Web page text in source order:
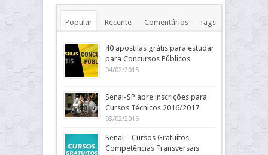
Popular Recente Comentários Tags
40 apostilas grátis para estudar
para Concursos Públicos
04/02/2015
Senai-SP abre inscrições para
Cursos Técnicos 2016/2017
03/02/2016
Senai – Cursos Gratuitos
Competências Transversais